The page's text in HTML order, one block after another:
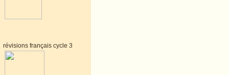
révisions français cycle 3